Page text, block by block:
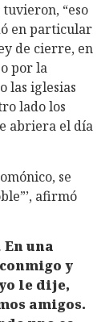
“eso
en particular
de cierre, en
por la
las iglesias
lado los
abriera el día
se
afirmó
En una
y
le dije,
amigos.